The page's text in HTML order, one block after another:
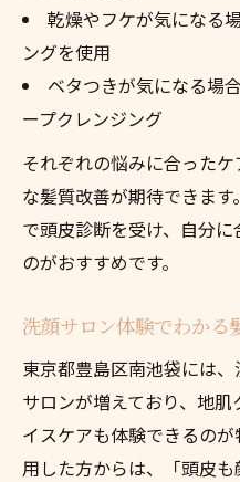
乾燥やフケが気になる
ングを使用
ベタつきが気になる場
ープクレンジング
それぞれの悩みに合った
な髪質改善が期待できま
で頭皮診断を受け、自分
のがおすすめです。
洗顔サロン体験でわかる
東京都豊島区南池袋には
サロンが増えており、地
イスケアも体験できるの
用した方からは、「頭皮